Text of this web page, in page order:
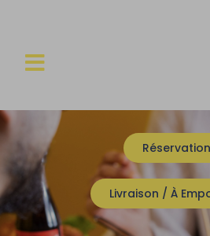
Réservation
Livraison / À